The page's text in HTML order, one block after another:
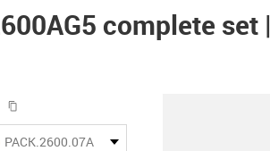
complete set |
igus-icon-lieferzeit
PACK.2600.07AG5.075.10000.01